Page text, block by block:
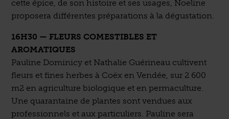
cette épice, de son histoire et ses usages, Noeline
proposera différentes préparations à la dégustation.
16H30 — FLEURS COMESTIBLES ET
AROMATIQUES
Pauline Dominicy et Nathalie Guérineau cultivent
fleurs et fines herbes à Coëx en Vendée, sur 2 600
m2 en agriculture biologique et en permaculture.
Une quarantaine de plantes sont vendues aux
professionnels et aux particuliers. Pauline sera